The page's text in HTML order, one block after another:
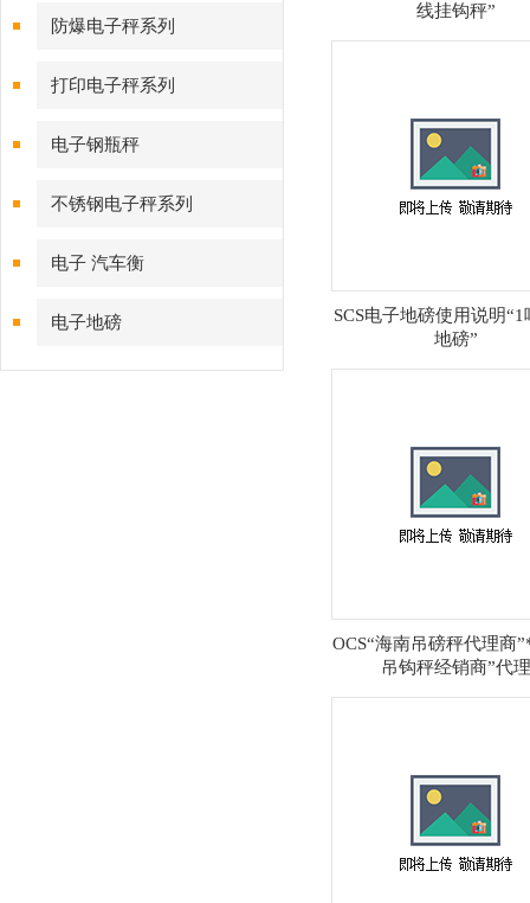
防爆电子秤系列
打印电子秤系列
电子钢瓶秤
不锈钢电子秤系列
电子 汽车衡
电子地磅
线挂钩秤”
SCS电子地磅使用说明“1
地磅”
OCS“海南吊磅秤代理商
吊钩秤经销商”代理